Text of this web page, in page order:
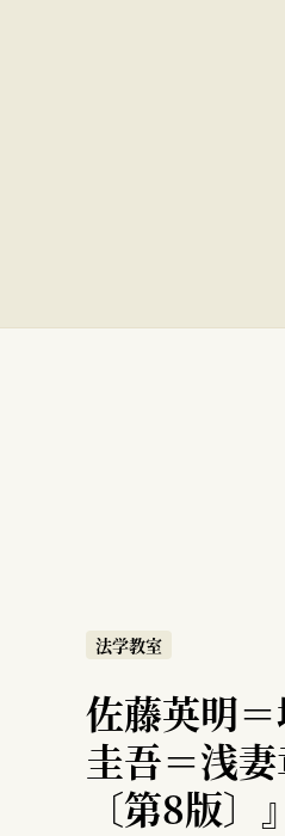
法学教室
佐藤英明
圭吾＝浅
〔第8版〕』